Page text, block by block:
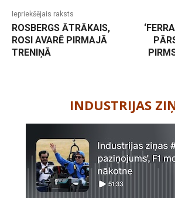
Iepriekšējais raksts
ROSBERGS ĀTRĀKAIS,
ROSI AVARĒ PIRMAJĀ
TRENIŅĀ
INDUSTRIJAS